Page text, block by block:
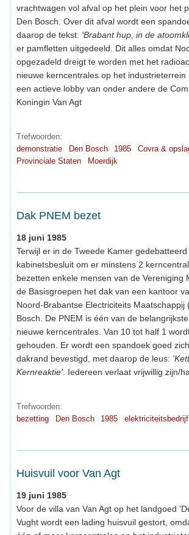
vrachtwagen vol afval op het plein voor het
Den Bosch. Over dit afval wordt een
daarop de tekst: 'Brabant hup, in de
er pamfletten uitgedeeld. Dit alles omdat
opgezadeld dreigt te worden met het
nieuwe kerncentrales op het industrieterrein
een actieve lobby van onder andere de
Koningin Van Agt
Trefwoorden:
demonstratie
Den Bosch 1985
Covra &
Provinciale Staten
Moerdijk
Dak PNEM bezet
18 juni 1985
Terwijl er in de Tweede Kamer
kabinetsbesluit om er minstens 2
bezetten enkele mensen van de Vereniging
de Basisgroepen het dak van een kantoor
Noord-Brabantse Electriciteits Maatschappij
Bosch. De PNEM is één van de
nieuwe kerncentrales. Van 10 tot half 1
gehouden. Er wordt een spandoek goed
dakrand bevestigd, met daarop de leus:
Kernreaktie' . Iedereen verlaat vrijwillig zijn/
Trefwoorden:
bezetting
Den Bosch 1985 elektriciteitsbedrijf
Huisvuil voor Van Agt
19 juni 1985
Voor de villa van Van Agt op het landgoed
Vught wordt een lading huisvuil gestort,